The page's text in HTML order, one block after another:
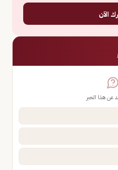
الآن
عن هذا الخبر